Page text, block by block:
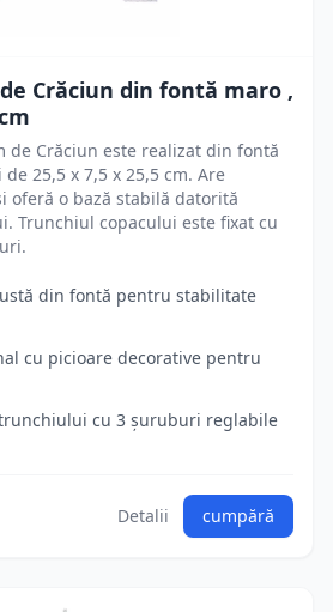
Crăciun din fontă maro ,
de Crăciun este realizat din fontă
25,5 x 7,5 x 25,5 cm. Are
oferă o bază stabilă datorită
Trunchiul copacului este fixat cu
din fontă pentru stabilitate
cu picioare decorative pentru
cu 3 șuruburi reglabile
Detalii cumpără